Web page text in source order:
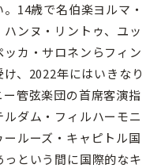
14歳で名伯楽ヨルマ・
ンヌ・リントゥ、ユッ
カ・サロネンらフィン
、2022年にはいきなり
管弦楽団の首席客演指
ダム・フィルハーモニ
ルーズ・キャピトル国
という間に国際的なキ